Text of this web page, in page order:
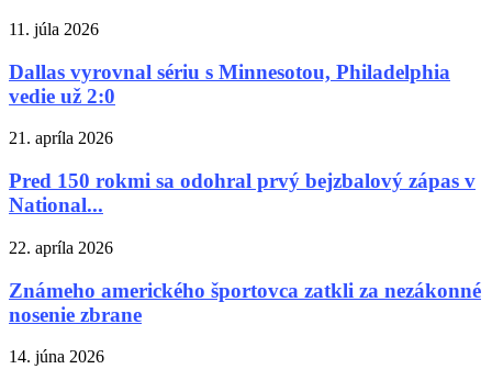
11. júla 2026
Dallas vyrovnal sériu s Minnesotou, Philadelphia
vedie už 2:0
21. apríla 2026
Pred 150 rokmi sa odohral prvý bejzbalový zápas v
National...
22. apríla 2026
Známeho amerického športovca zatkli za nezákonné
nosenie zbrane
14. júna 2026